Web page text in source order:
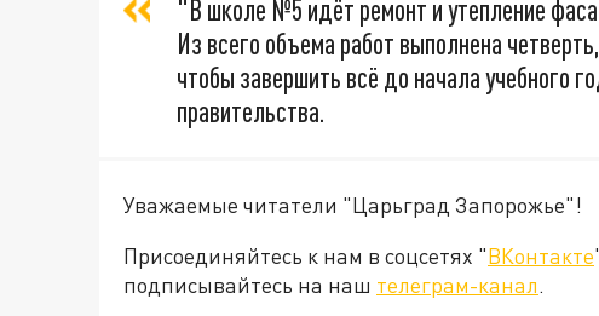
"В школе №5 идёт ремонт и утепление
Из всего объема работ выполнена
чтобы завершить всё до начала учебного
правительства.
Уважаемые читатели "Царьград Запорожье"!
Присоединяйтесь к нам в соцсетях "ВКонтакте
подписывайтесь на наш телеграм-канал.